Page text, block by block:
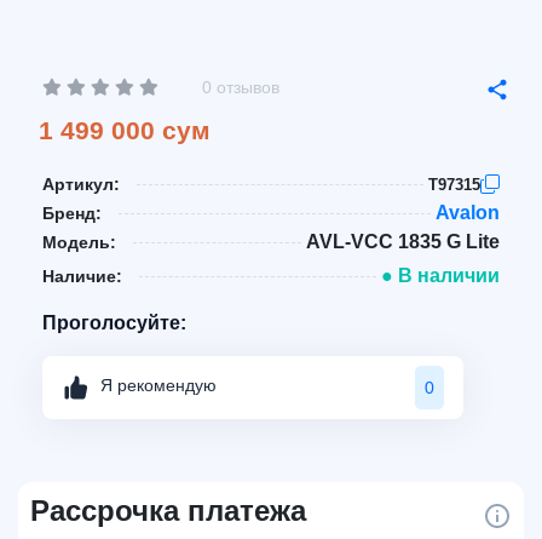
0 отзывов
1 499 000 сум
Артикул: T97315
Бренд: Avalon
Модель: AVL-VCC 1835 G Lite
Наличие: ● В наличии
Проголосуйте:
Я рекомендую 0
Рассрочка платежа